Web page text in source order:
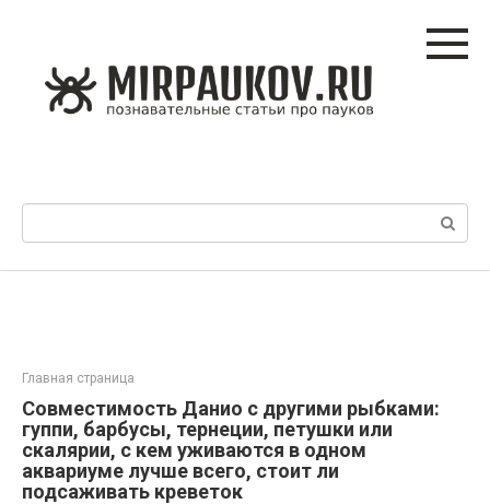
Главная страница
Совместимость Данио с другими рыбками:
гуппи, барбусы, тернеции, петушки или
скалярии, с кем уживаются в одном
аквариуме лучше всего, стоит ли
подсаживать креветок